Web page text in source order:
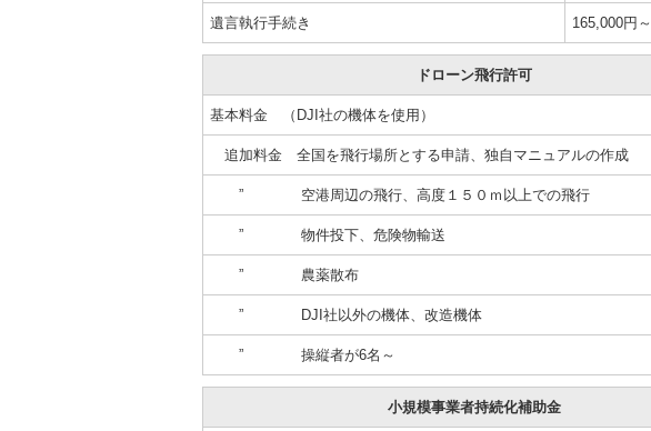
遺言執行手続き 165,000円～
ドローン飛行許可
基本料金 （DJI社の機体を使用）
追加料金 全国を飛行場所とする申請、独自マニュアルの作成
” 空港周辺の飛行、高度１５０ｍ以上での飛行
” 物件投下、危険物輸送
” 農薬散布
” DJI社以外の機体、改造機体
” 操縦者が6名～
小規模事業者持続化補助金